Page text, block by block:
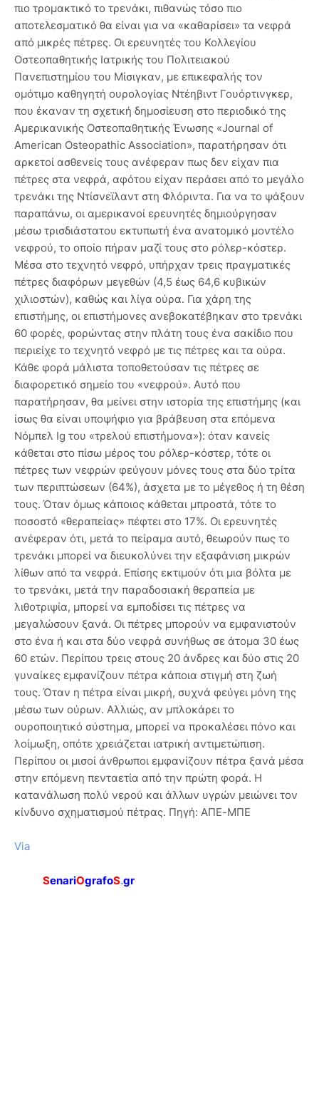
πιο τρομακτικό το τρενάκι, πιθανώς τόσο πιο
αποτελεσματικό θα είναι για να «καθαρίσει» τα νεφρά
από μικρές πέτρες. Οι ερευνητές του Κολλεγίου
Οστεοπαθητικής Ιατρικής του Πολιτειακού
Πανεπιστημίου του Μίσιγκαν, με επικεφαλής τον
ομότιμο καθηγητή ουρολογίας Ντέηβιντ Γουόρτινγκερ,
που έκαναν τη σχετική δημοσίευση στο περιοδικό της
Αμερικανικής Οστεοπαθητικής Ένωσης «Journal of
American Osteopathic Association», παρατήρησαν ότι
αρκετοί ασθενείς τους ανέφεραν πως δεν είχαν πια
πέτρες στα νεφρά, αφότου είχαν περάσει από το μεγάλο
τρενάκι της Ντίσνεϊλαντ στη Φλόριντα. Για να το ψάξουν
παραπάνω, οι αμερικανοί ερευνητές δημιούργησαν
μέσω τρισδιάστατου εκτυπωτή ένα ανατομικό μοντέλο
νεφρού, το οποίο πήραν μαζί τους στο ρόλερ-κόστερ.
Μέσα στο τεχνητό νεφρό, υπήρχαν τρεις πραγματικές
πέτρες διαφόρων μεγεθών (4,5 έως 64,6 κυβικών
χιλιοστών), καθώς και λίγα ούρα. Για χάρη της
επιστήμης, οι επιστήμονες ανεβοκατέβηκαν στο τρενάκι
60 φορές, φορώντας στην πλάτη τους ένα σακίδιο που
περιείχε το τεχνητό νεφρό με τις πέτρες και τα ούρα.
Κάθε φορά μάλιστα τοποθετούσαν τις πέτρες σε
διαφορετικό σημείο του «νεφρού». Αυτό που
παρατήρησαν, θα μείνει στην ιστορία της επιστήμης (και
ίσως θα είναι υποψήφιο για βράβευση στα επόμενα
Νόμπελ Ig του «τρελού επιστήμονα»): όταν κανείς
κάθεται στο πίσω μέρος του ρόλερ-κόστερ, τότε οι
πέτρες των νεφρών φεύγουν μόνες τους στα δύο τρίτα
των περιπτώσεων (64%), άσχετα με το μέγεθος ή τη θέση
τους. Όταν όμως κάποιος κάθεται μπροστά, τότε το
ποσοστό «θεραπείας» πέφτει στο 17%. Οι ερευνητές
ανέφεραν ότι, μετά το πείραμα αυτό, θεωρούν πως το
τρενάκι μπορεί να διευκολύνει την εξαφάνιση μικρών
λίθων από τα νεφρά. Επίσης εκτιμούν ότι μια βόλτα με
το τρενάκι, μετά την παραδοσιακή θεραπεία με
λιθοτριψία, μπορεί να εμποδίσει τις πέτρες να
μεγαλώσουν ξανά. Οι πέτρες μπορούν να εμφανιστούν
στο ένα ή και στα δύο νεφρά συνήθως σε άτομα 30 έως
60 ετών. Περίπου τρεις στους 20 άνδρες και δύο στις 20
γυναίκες εμφανίζουν πέτρα κάποια στιγμή στη ζωή
τους. Όταν η πέτρα είναι μικρή, συχνά φεύγει μόνη της
μέσω των ούρων. Αλλιώς, αν μπλοκάρει το
ουροποιητικό σύστημα, μπορεί να προκαλέσει πόνο και
λοίμωξη, οπότε χρειάζεται ιατρική αντιμετώπιση.
Περίπου οι μισοί άνθρωποι εμφανίζουν πέτρα ξανά μέσα
στην επόμενη πενταετία από την πρώτη φορά. Η
κατανάλωση πολύ νερού και άλλων υγρών μειώνει τον
κίνδυνο σχηματισμού πέτρας. Πηγή: ΑΠΕ-ΜΠΕ
Via
SenariOgrafoS.gr